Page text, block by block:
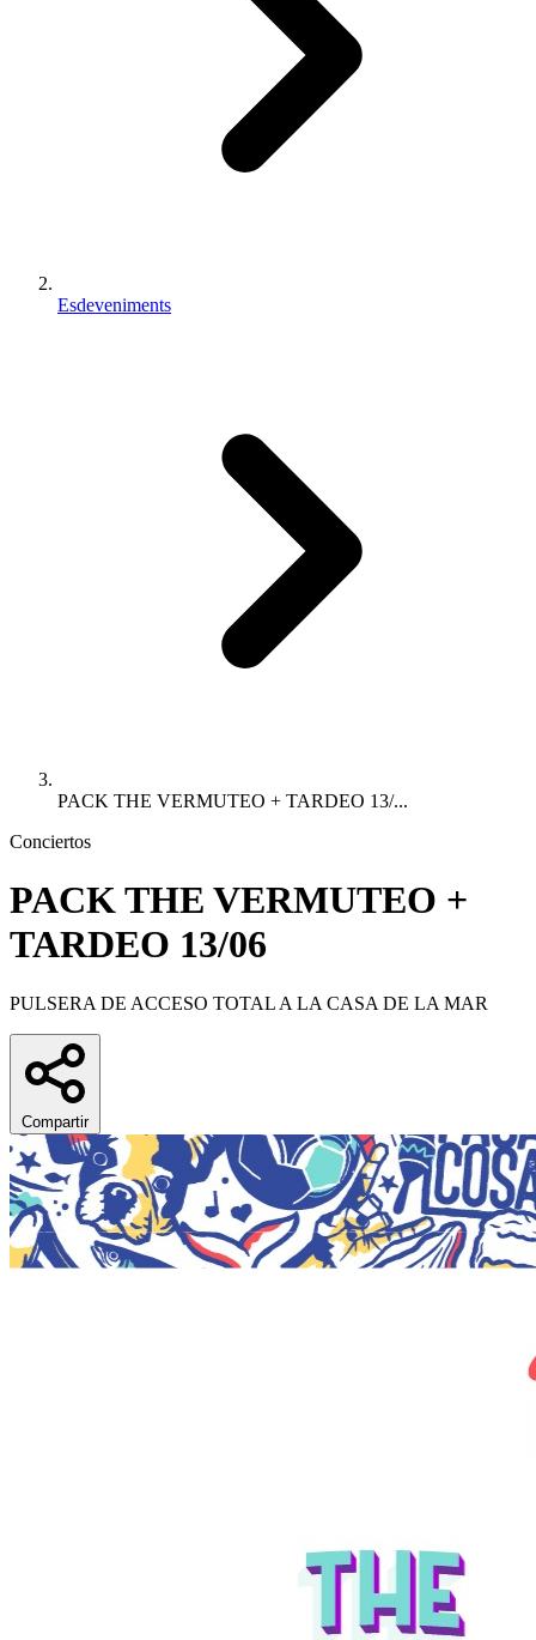
Esdeveniments
PACK THE VERMUTEO + TARDEO 13/...
Conciertos
PACK THE VERMUTEO +
TARDEO 13/06
PULSERA DE ACCESO TOTAL A LA CASA DE LA MAR
Compartir